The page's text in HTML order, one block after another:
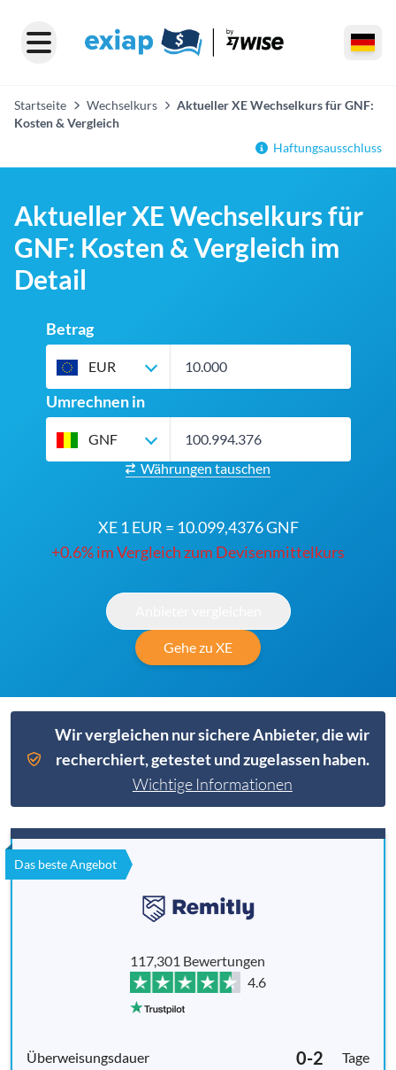
Startseite Wechselkurs
Aktueller XE Wechselkurs für GNF:
Kosten & Vergleich
Haftungsausschluss
Aktueller XE Wechselkurs für
GNF: Kosten & Vergleich im
Detail
Betrag
EUR
Umrechnen in
GNF
Währungen tauschen
XE 1 EUR = 10.099,4376 GNF
+0.6% im Vergleich zum Devisenmittelkurs
Gehe zu XE
Wir vergleichen nur sichere Anbieter, die wir
recherchiert, getestet und zugelassen haben.
Wichtige Informationen
Das beste Angebot
117,301 Bewertungen
4.6
0-2 Tage